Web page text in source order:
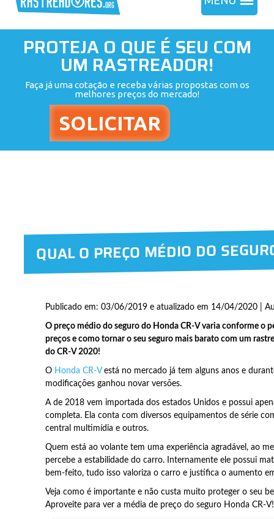
PROTEJA O QUE É SEU COM
UM RASTREADOR!
Faça já uma cotação e receba várias propostas com os
melhores preços do mercado!
QUAL O PREÇO MÉDIO DO
Publicado em: 03/06/2019 e atualizado em 14/04/2020 |
O preço médio do seguro do Honda CR-V varia conforme o
preços e como tornar o seu seguro mais barato com um
do CR-V 2020!
O Honda CR-Vestá no mercado já tem alguns anos e
modificações ganhou novar versões.
A de 2018 vem importada dos estados Unidos e possui
completa. Ela conta com diversos equipamentos de série
central multimídia e outros.
Quem está ao volante tem uma experiência agradável, ao
percebe a estabilidade do carro. Internamente ele possui
bem-feito, tudo isso valoriza o carro e justifica o aumento
Veja como é importante e não custa muito proteger o seu
Aproveite para ver a média de preço do seguro Honda CR-V!